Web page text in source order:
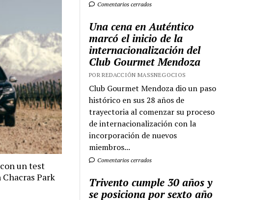
un test
Park
Comentarios cerrados
Una cena en Auténtico
marcó el inicio de la
internacionalización del
Club Gourmet Mendoza
POR REDACCIÓN MASSNEGOCIOS
Club Gourmet Mendoza dio un paso
histórico en sus 28 años de
trayectoria al comenzar su proceso
de internacionalización con la
incorporación de nuevos
miembros...
Comentarios cerrados
Trivento cumple 30 años y
se posiciona por sexto año